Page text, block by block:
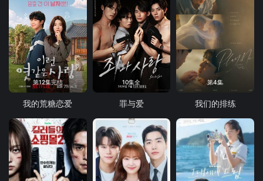
第12集完结
我的荒糖恋爱
10集全
罪与爱
第4集
我们的排练